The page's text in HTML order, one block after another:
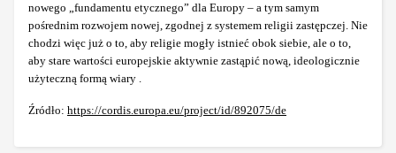
nowego „fundamentu etycznego” dla Europy – a tym samym
pośrednim rozwojem nowej, zgodnej z systemem religii zastępczej. Nie
chodzi więc już o to, aby religie mogły istnieć obok siebie, ale o to,
aby stare wartości europejskie aktywnie zastąpić nową, ideologicznie
użyteczną formą wiary .
Źródło: https://cordis.europa.eu/project/id/892075/de